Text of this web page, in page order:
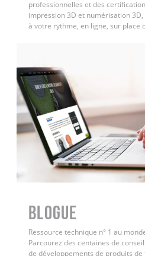
professionnelles et des
impression 3D et numérisation
à votre rythme, en ligne, sur place
BLOGUE
Ressource technique n° 1 au
Parcourez des centaines de
de développements de produits